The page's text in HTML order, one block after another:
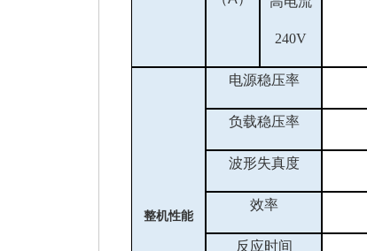
240V
整机性能
电源稳压率
负载稳压率
波形失真度
效率
反应时间